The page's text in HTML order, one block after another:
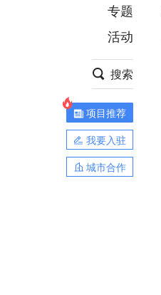
项目推荐
安徽
专题
活动
搜索
项目推荐
我要入驻
城市合作